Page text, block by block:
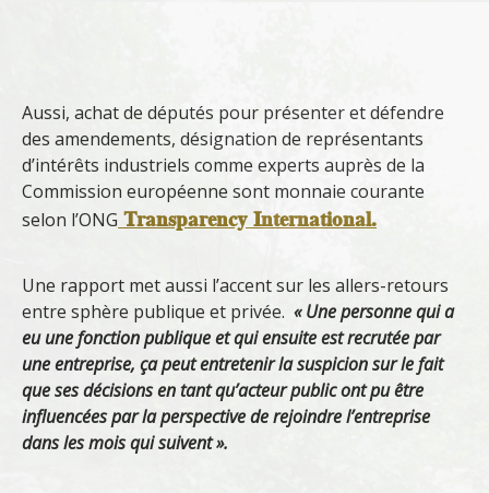
Aussi, achat de députés pour présenter et défendre
des amendements, désignation de représentants
d’intérêts industriels comme experts auprès de la
Commission européenne sont monnaie courante
selon l’ONG Transparency International.
Une rapport met aussi l’accent sur les allers-retours
entre sphère publique et privée. « Une personne qui a
eu une fonction publique et qui ensuite est recrutée par
une entreprise, ça peut entretenir la suspicion sur le fait
que ses décisions en tant qu’acteur public ont pu être
influencées par la perspective de rejoindre l’entreprise
dans les mois qui suivent ».